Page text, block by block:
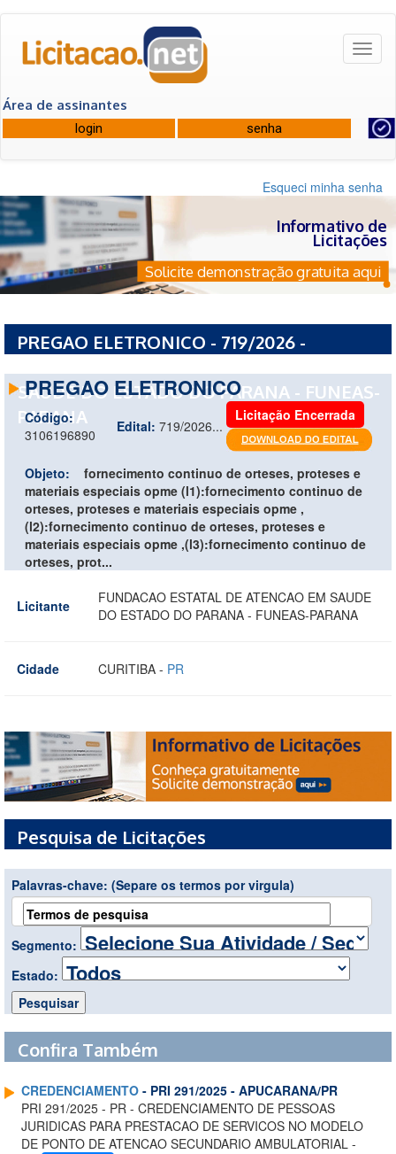
Área de assinantes
Esqueci minha senha
Informativo de
Licitações
Solicite demonstração gratuita aqui
PREGAO ELETRONICO - 719/2026 -
SAUDE DO ESTADO DO PARANA - FUNEAS-
PARANA
PREGAO ELETRONICO
Código:
3106196890
Edital: 719/2026...
Licitação Encerrada
Objeto:
fornecimento continuo de orteses, proteses e
materiais especiais opme (l1):fornecimento continuo de
orteses, proteses e materiais especiais opme ,
(l2):fornecimento continuo de orteses, proteses e
materiais especiais opme ,(l3):fornecimento continuo de
orteses, prot...
Licitante
FUNDACAO ESTATAL DE ATENCAO EM SAUDE
DO ESTADO DO PARANA - FUNEAS-PARANA
Cidade CURITIBA - PR
Pesquisa de Licitações
Palavras-chave: (Separe os termos por virgula)
Segmento:
Estado:
Confira Também
CREDENCIAMENTO - PRI 291/2025 - APUCARANA/PR
PRI 291/2025 - PR - CREDENCIAMENTO DE PESSOAS
JURIDICAS PARA PRESTACAO DE SERVICOS NO MODELO
DE PONTO DE ATENCAO SECUNDARIO AMBULATORIAL -